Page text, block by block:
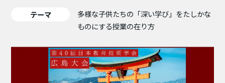
テーマ
多様な子供たちの「深い学び」をたしかな
ものにする授業の在り方